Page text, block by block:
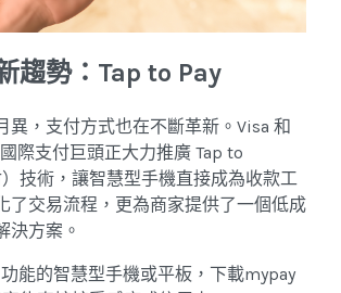
趨勢：Tap to Pay
異，支付方式也在不斷革新。Visa 和
際支付巨頭正大力推廣 Tap to
技術，讓智慧型手機直接成為收款工
了交易流程，更為商家提供了一個低成
決方案。
能的智慧型手機或平板，下載mypay